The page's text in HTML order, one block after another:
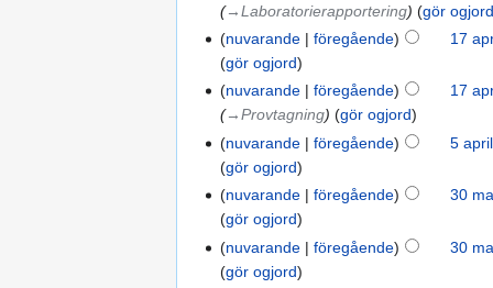
→‎Laboratorierapportering
gör
nuvarande
föregående
17
gör ogjord
nuvarande
föregående
17
→‎Provtagning
gör ogjord
nuvarande
föregående
5
gör ogjord
nuvarande
föregående
30
gör ogjord
nuvarande
föregående
30
gör ogjord